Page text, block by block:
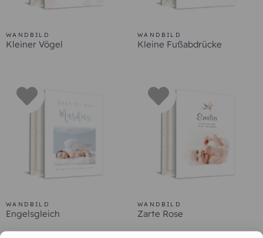
WANDBILD
Kleiner Vögel
WANDBILD
Kleine Fußabdrücke
WANDBILD
Engelsgleich
WANDBILD
Zarte Rose